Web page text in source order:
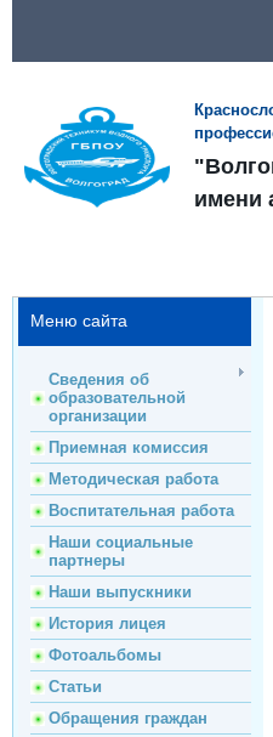
имени
Меню сайта
Сведения об
образовательной
организации
Приемная комиссия
Методическая работа
Воспитательная работа
Наши социальные
партнеры
Наши выпускники
История лицея
Фотоальбомы
Статьи
Обращения граждан